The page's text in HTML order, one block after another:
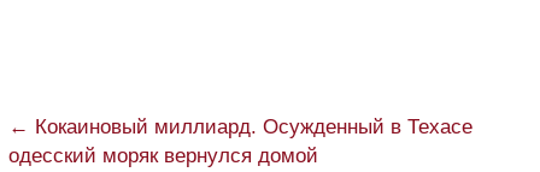
← Кокаиновый миллиард. Осужденный в Техасе
одесский моряк вернулся домой